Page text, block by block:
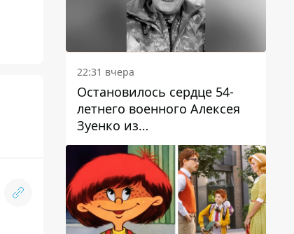
22:31 вчера
Остановилось сердце 54-
летнего военного Алексея
Зуенко из
Днепропетровской области